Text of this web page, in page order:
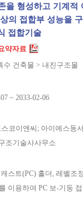
을 형성하고 기계적
의 접합부 성능을
접합기술
약자료
수 건축물 > 내진구조물
~ 2033-02-06
코이앤씨; 아이에스동
조기술사사무소
스트(PC) 홀더, 레벨조
이용하여 PC 보-기둥